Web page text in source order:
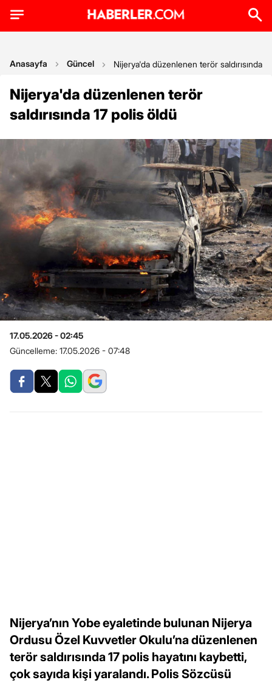
Anasayfa Güncel Nijerya'da düzenlenen terör saldırısında
Nijerya'da düzenlenen terör
saldırısında 17 polis öldü
17.05.2026 - 02:45
Güncelleme: 17.05.2026 - 07:48
Nijerya’nın Yobe eyaletinde bulunan Nijerya
Ordusu Özel Kuvvetler Okulu’na düzenlenen
terör saldırısında 17 polis hayatını kaybetti,
çok sayıda kişi yaralandı. Polis Sözcüsü